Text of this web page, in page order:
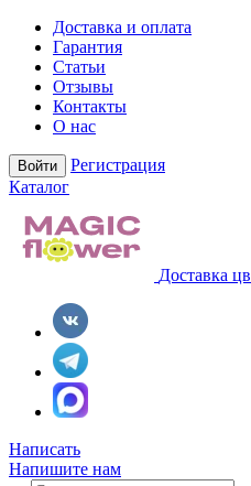
Доставка и оплата
Гарантия
Статьи
Отзывы
Контакты
О нас
Войти
Регистрация
Каталог
Доставка
Написать
Напишите нам